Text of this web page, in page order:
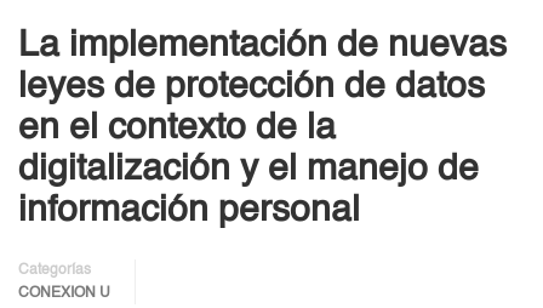
La implementación de nuevas
leyes de protección de datos
en el contexto de la
digitalización y el manejo de
información personal
Categorías
CONEXION U